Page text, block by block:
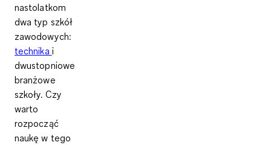
nastolatkom
dwa typ szkół
zawodowych:
technika i
dwustopniowe
branżowe
szkoły. Czy
warto
rozpocząć
naukę w tego